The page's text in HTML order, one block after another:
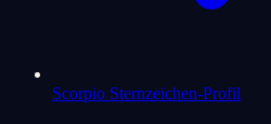
Scorpio Sternzeichen-Profil